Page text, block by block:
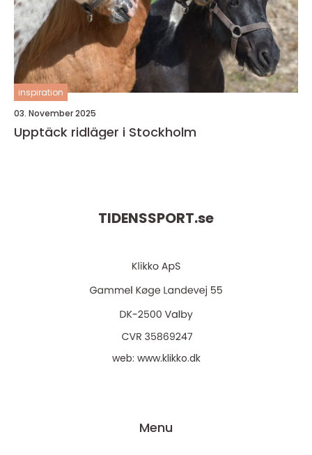
inspiration
03. November 2025
Upptäck ridläger i Stockholm
TIDENSSPORT.se
web: www.klikko.dk
Menu